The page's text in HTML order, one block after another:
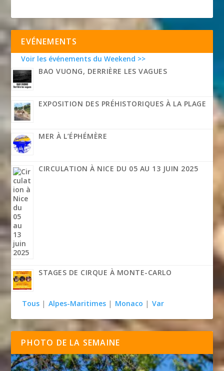
EVÉNEMENTS
Voir les événements du Weekend >>
BAO VUONG, DERRIÈRE LES VAGUES
EXPOSITION DES PRÉHISTORIQUES À LA PLAGE
MER À L’ÉPHÉMÈRE
CIRCULATION À NICE DU 05 AU 13 JUIN 2025
STAGES DE CIRQUE À MONTE-CARLO
Tous | Alpes-Maritimes | Monaco | Var
PHOTO DE LA SEMAINE